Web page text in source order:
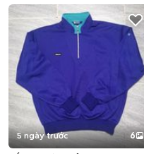
5 ngày trước 6